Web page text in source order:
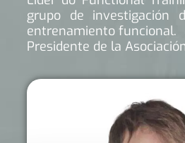
grupo de investigación
entrenamiento funcional.
Presidente de la